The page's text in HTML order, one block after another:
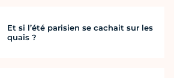
Et si l’été parisien se cachait sur les
quais ?